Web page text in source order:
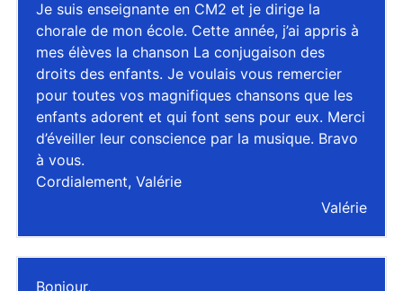
Je suis enseignante en CM2 et je dirige la
chorale de mon école. Cette année, j’ai appris à
mes élèves la chanson La conjugaison des
droits des enfants. Je voulais vous remercier
pour toutes vos magnifiques chansons que les
enfants adorent et qui font sens pour eux. Merci
d’éveiller leur conscience par la musique. Bravo
à vous.
Cordialement, Valérie
Valérie
Bonjour,